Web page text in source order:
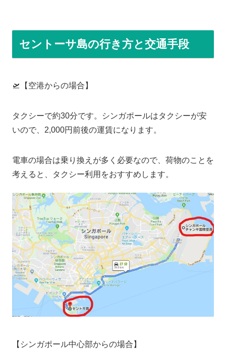
セントーサ島の行き方と交通手段
🛫【空港からの場合】
タクシーで約30分です。シンガポールはタクシーが安
いので、2,000円前後の運賃になります。
電車の場合は乗り換えが多く必要なので、荷物のことを
考えると、タクシー利用をおすすめします。
【シンガポール中心部からの場合】